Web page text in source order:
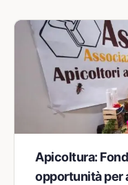
Apicoltura:
opportunità per